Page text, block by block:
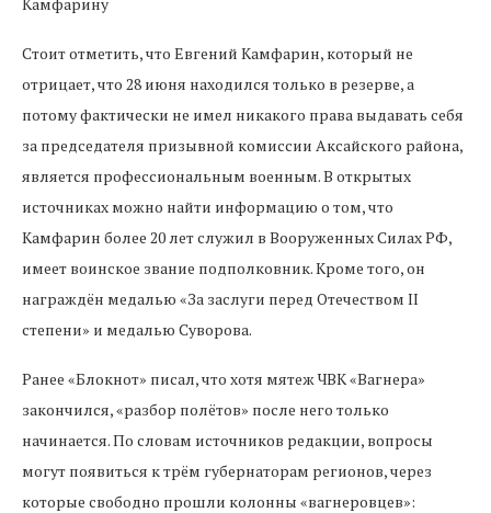
Стоит отметить, что Евгений Камфарин, который не
отрицает, что 28 июня находился только в резерве, а
потому фактически не имел никакого права выдавать себя
за председателя призывной комиссии Аксайского района,
является профессиональным военным. В открытых
источниках можно найти информацию о том, что
Камфарин более 20 лет служил в Вооруженных Силах РФ,
имеет воинское звание подполковник. Кроме того, он
награждён медалью «За заслуги перед Отечеством II
степени» и медалью Суворова.
Ранее «Блокнот» писал, что хотя мятеж ЧВК «Вагнера»
закончился, «разбор полётов» после него только
начинается. По словам источников редакции, вопросы
могут появиться к трём губернаторам регионов, через
которые свободно прошли колонны «вагнеровцев»: